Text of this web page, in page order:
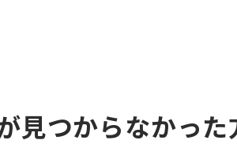
見つからなかった